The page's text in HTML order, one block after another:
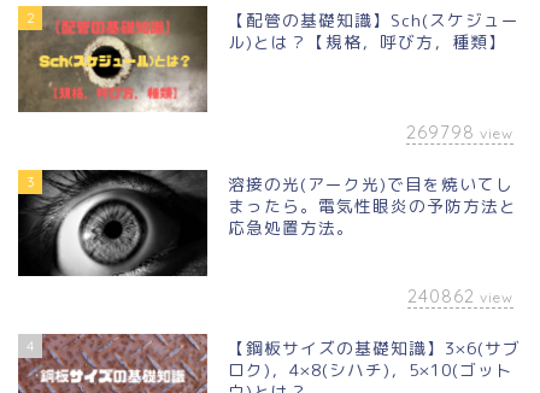
2
【配管の基礎知識】Sch(スケジュー
ル)とは？【規格，呼び方，種類】
269798 view
3
溶接の光(アーク光)で目を焼いてし
まったら。電気性眼炎の予防方法と
応急処置方法。
240862 view
4
【鋼板サイズの基礎知識】3×6(サブ
ロク)，4×8(シハチ)，5×10(ゴット